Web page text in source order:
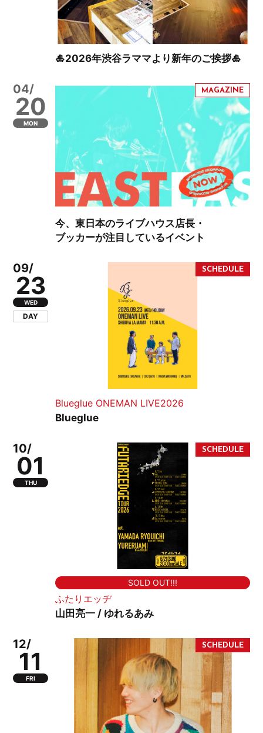
🎍2026年渋谷ラママより新年のご挨拶🎍
04/
20
MON
今、東日本のライブハウス店長・
ブッカーが注目しているイベント
09/
23
WED
DAY
Blueglue ONEMAN LIVE2026
Blueglue
10/
01
THU
SOLD OUT!!!
ふたりエッヂ
山田亮一 / ゆれるあみ
12/
11
FRI